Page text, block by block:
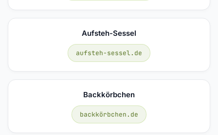
Aufsteh-Sessel
aufsteh-sessel.de
Backkörbchen
backkörbchen.de